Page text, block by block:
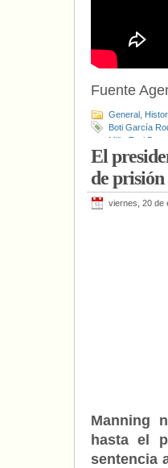
Fuente
General
Boti García
Milk
Toni
El
de prisión
viernes, 20 de
Manning
hasta el
sentencia